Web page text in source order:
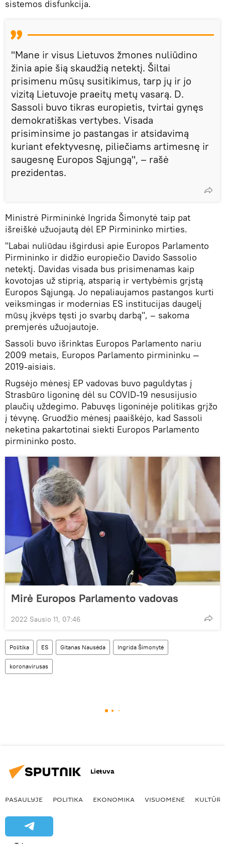
sistemos disfunkcija.
"Mane ir visus Lietuvos žmones nuliūdino
žinia apie šią skaudžią netektį. Šiltai
prisimenu mūsų susitikimus, tarp jų ir jo
vizitą Lietuvoje praeitų metų vasarą. D.
Sassoli buvo tikras europietis, tvirtai gynęs
demokratiškas vertybes. Visada
prisiminsime jo pastangas ir atsidavimą
kuriant efektyvesnę, piliečiams artimesnę ir
saugesnę Europos Sąjungą", – rašė
prezidentas.
Ministrė Pirmininkė Ingrida Šimonytė taip pat
išreiškė užuojautą dėl EP Pirmininko mirties.
"Labai nuliūdau išgirdusi apie Europos Parlamento
Pirmininko ir didžio europiečio Davido Sassolio
netektį. Davidas visada bus prisimenamas kaip
kovotojas už stiprią, atsparią ir vertybėmis grįstą
Europos Sąjungą. Jo nepaliaujamos pastangos kurti
veiksmingas ir modernias ES institucijas daugelį
mūsų įkvėps tęsti jo svarbų darbą", – sakoma
premjerės užuojautoje.
Sassoli buvo išrinktas Europos Parlamento nariu
2009 metais, Europos Parlamento pirmininku —
2019-aisiais.
Rugsėjo mėnesį EP vadovas buvo paguldytas į
Strasbūro ligoninę dėl su COVID-19 nesusijusio
plaučių uždegimo. Pabuvęs ligoninėje politikas grįžo
į tėvynę. Gruodžio mėnesį paaiškėjo, kad Sassoli
neketina pakartotinai siekti Europos Parlamento
pirmininko posto.
Mirė Europos Parlamento vadovas
2022 Sausio 11, 07:46
Politika ES Gitanas Nausėda Ingrida Šimonytė
koronavirusas
Lietuva
PASAULYJE POLITIKA EKONOMIKA VISUOMENĖ KULTŪRA